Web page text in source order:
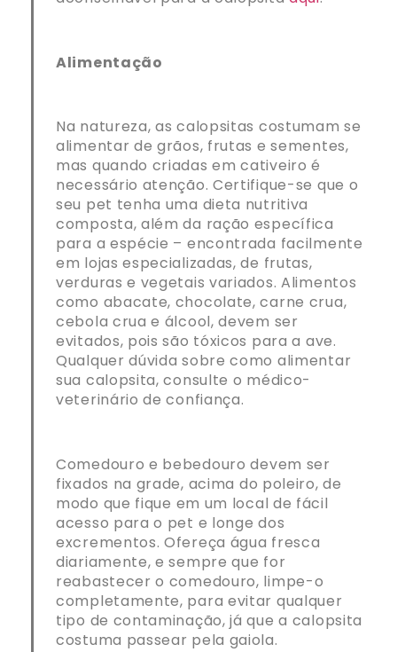
Alimentação
Na natureza, as calopsitas costumam se
alimentar de grãos, frutas e sementes,
mas quando criadas em cativeiro é
necessário atenção. Certifique-se que o
seu pet tenha uma dieta nutritiva
composta, além da ração específica
para a espécie – encontrada facilmente
em lojas especializadas, de frutas,
verduras e vegetais variados. Alimentos
como abacate, chocolate, carne crua,
cebola crua e álcool, devem ser
evitados, pois são tóxicos para a ave.
Qualquer dúvida sobre como alimentar
sua calopsita, consulte o médico-
veterinário de confiança.
Comedouro e bebedouro devem ser
fixados na grade, acima do poleiro, de
modo que fique em um local de fácil
acesso para o pet e longe dos
excrementos. Ofereça água fresca
diariamente, e sempre que for
reabastecer o comedouro, limpe-o
completamente, para evitar qualquer
tipo de contaminação, já que a calopsita
costuma passear pela gaiola.